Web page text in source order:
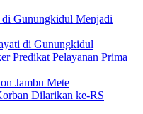
Gunungkidul Menjadi
di Gunungkidul
Predikat Pelayanan Prima
Jambu Mete
Dilarikan ke-RS